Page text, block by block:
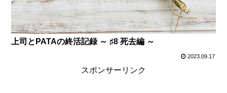
上司とPATAの終活記録 ～ ♯8 死去編 ～
2023.09.17
スポンサーリンク